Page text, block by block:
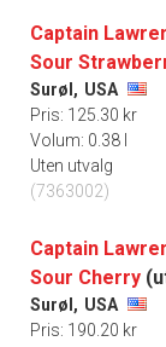
Captain
Sour
Surøl, USA
Pris: 125.30 kr
Volum: 0.38 l
Uten utvalg
(7363002)
Captain
Sour Cherry
Surøl, USA
Pris: 190.20 kr